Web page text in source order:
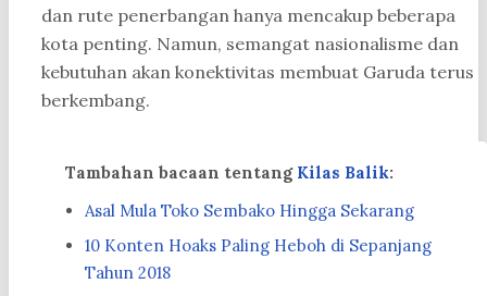
dan rute penerbangan hanya mencakup beberapa
kota penting. Namun, semangat nasionalisme dan
kebutuhan akan konektivitas membuat Garuda terus
berkembang.
Tambahan bacaan tentang Kilas Balik:
Asal Mula Toko Sembako Hingga Sekarang
10 Konten Hoaks Paling Heboh di Sepanjang
Tahun 2018